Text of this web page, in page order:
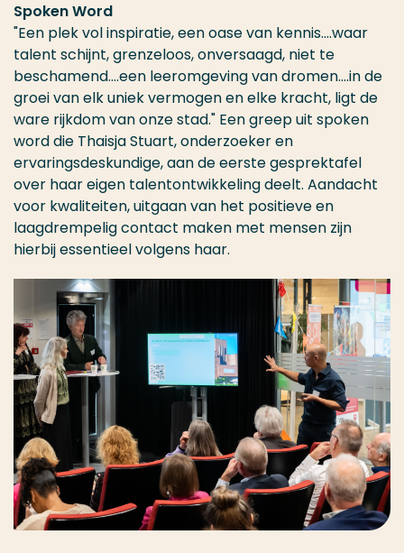
Spoken Word
"Een plek vol inspiratie, een oase van kennis….waar
talent schijnt, grenzeloos, onversaagd, niet te
beschamend….een leeromgeving van dromen….in de
groei van elk uniek vermogen en elke kracht, ligt de
ware rijkdom van onze stad." Een greep uit spoken
word die Thaisja Stuart, onderzoeker en
ervaringsdeskundige, aan de eerste gesprektafel
over haar eigen talentontwikkeling deelt. Aandacht
voor kwaliteiten, uitgaan van het positieve en
laagdrempelig contact maken met mensen zijn
hierbij essentieel volgens haar.